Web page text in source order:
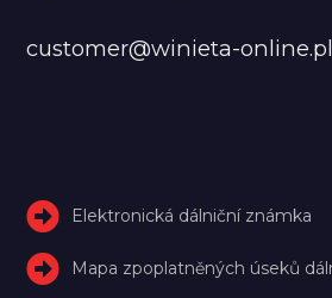
customer@winieta-online.pl
Elektronická dálniční známka
Mapa zpoplatněných úseků